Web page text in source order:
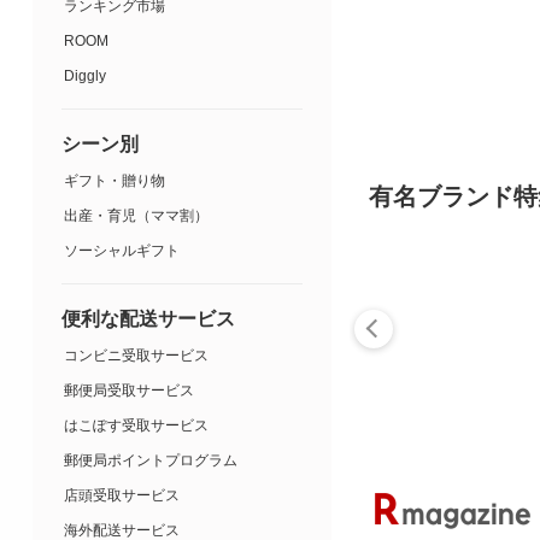
有名ブランド
ランキング市場
ROOM
Diggly
シーン別
ギフト・贈り物
出産・育児（ママ割）
ソーシャルギフト
便利な配送サービス
コンビニ受取サービス
郵便局受取サービス
はこぽす受取サービス
郵便局ポイントプログラム
店頭受取サービス
海外配送サービス